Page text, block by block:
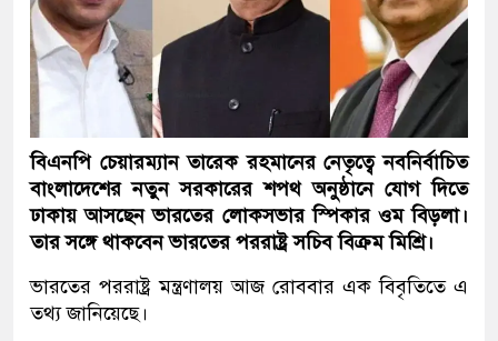
বিএনপি চেয়ারম্যান তারেক রহমানের নেতৃত্বে নবনির্বাচিত
বাংলাদেশের নতুন সরকারের শপথ অনুষ্ঠানে যোগ দিতে
ঢাকায় আসছেন ভারতের লোকসভার স্পিকার ওম বিড়লা।
তার সঙ্গে থাকবেন ভারতের পররাষ্ট্র সচিব বিক্রম মিশ্রি।
ভারতের পররাষ্ট্র মন্ত্রণালয় আজ রোববার এক বিবৃতিতে এ
তথ্য জানিয়েছে।